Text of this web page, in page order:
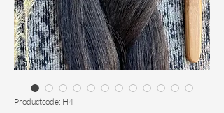
Productcode: H4